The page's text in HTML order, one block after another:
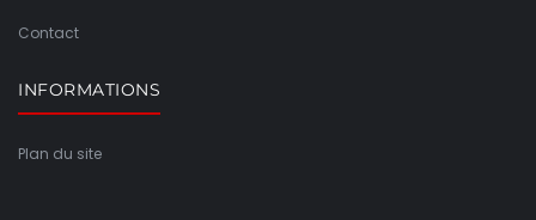
Contact
INFORMATIONS
Plan du site